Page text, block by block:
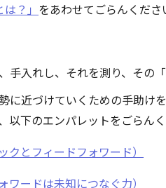
？」 をあわせてごらんくださ
手入れし、それを測り、その
に近づけていくための手助け
下のエンパレットをごらんく
とフィードフォワード）
ードは未知につなぐ力）